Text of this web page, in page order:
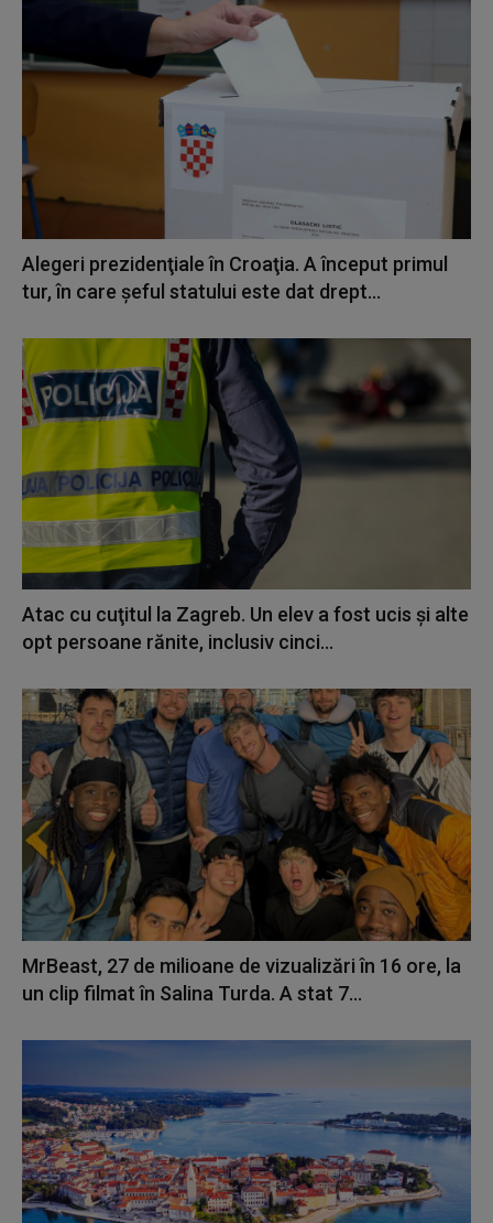
Alegeri prezidenţiale în Croaţia. A început primul
tur, în care şeful statului este dat drept...
Atac cu cuţitul la Zagreb. Un elev a fost ucis şi alte
opt persoane rănite, inclusiv cinci...
MrBeast, 27 de milioane de vizualizări în 16 ore, la
un clip filmat în Salina Turda. A stat 7...